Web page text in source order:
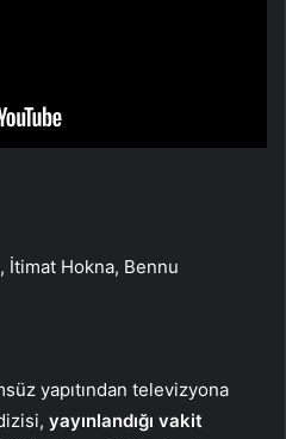
İtimat Hokna, Bennu
yapıtından televizyona
yayınlandığı vakit